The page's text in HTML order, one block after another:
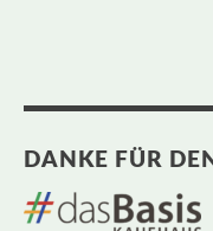
DANKE FÜR